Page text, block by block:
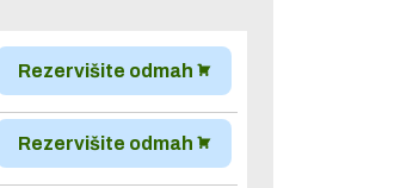
Rezervišite odmah
Rezervišite odmah